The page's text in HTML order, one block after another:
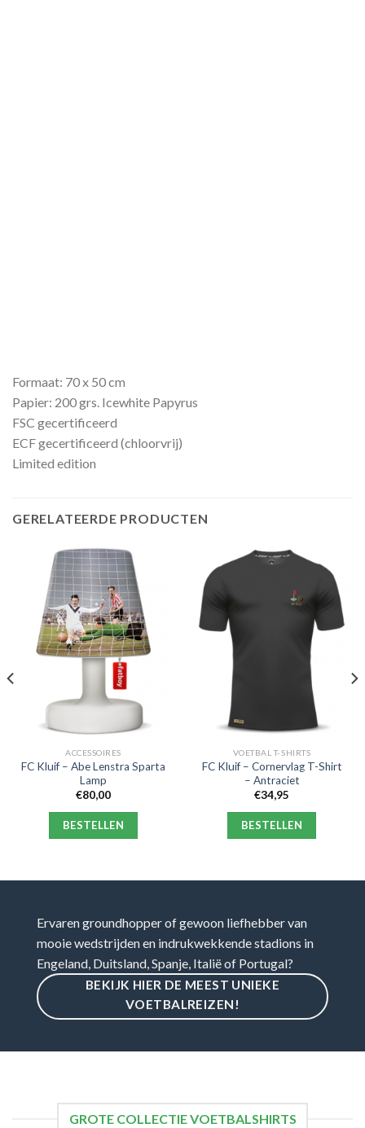
Formaat: 70 x 50 cm
Papier: 200 grs. Icewhite Papyrus
FSC gecertificeerd
ECF gecertificeerd (chloorvrij)
Limited edition
GERELATEERDE PRODUCTEN
ACCESSOIRES
FC Kluif – Abe Lenstra Sparta
Lamp
€80,00
BESTELLEN
VOETBAL T-SHIRTS
FC Kluif – Cornervlag T-Shirt
– Antraciet
€34,95
BESTELLEN
Ervaren groundhopper of gewoon liefhebber van
mooie wedstrijden en indrukwekkende stadions in
Engeland, Duitsland, Spanje, Italië of Portugal?
BEKIJK HIER DE MEEST UNIEKE
VOETBALREIZEN!
GROTE COLLECTIE VOETBALSHIRTS